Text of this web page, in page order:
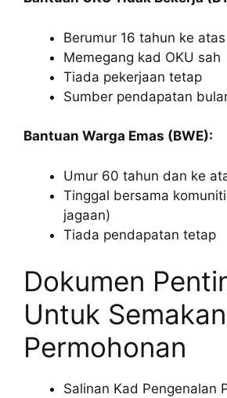
Berumur 16 tahun ke atas
Memegang kad OKU sah
Tiada pekerjaan tetap
Sumber pendapatan
Bantuan Warga Emas (BWE):
Umur 60 tahun dan ke
Tinggal bersama
jagaan)
Tiada pendapatan tetap
Dokumen
Untuk
Permohonan
Salinan Kad Pengenalan